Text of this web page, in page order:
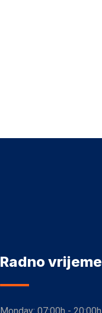
Radno vrijeme